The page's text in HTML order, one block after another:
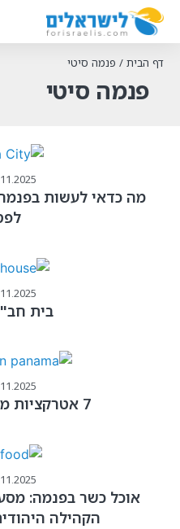
דף הבית / פנמה סיטי
פנמה סיטי
בית
7 אטרקציות מומלצות בפנמה
אוכל כשר בפנמה:
הקהילה